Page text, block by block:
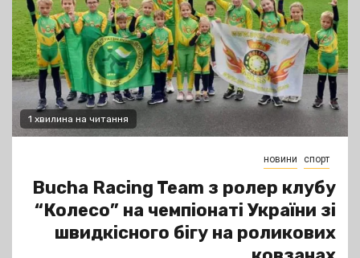
1 хвилина на читання
новини спорт
Bucha Racing Team з ролер клубу
“Колесо” на чемпіонаті України зі
швидкісного бігу на роликових